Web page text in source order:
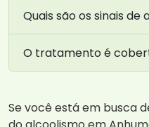
Quais são os sinais de
O tratamento é
Se você está em busca